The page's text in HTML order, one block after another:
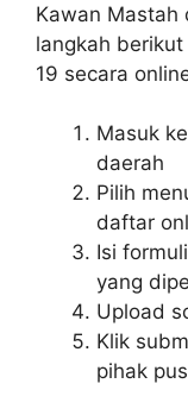
Kawan Mastah
langkah
19 secara
Masuk
daerah
Pilih
daftar
Isi
yang
Upload
Klik
pihak